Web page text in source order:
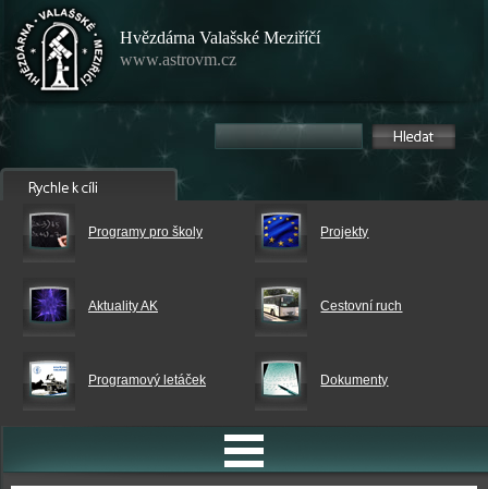
Hvězdárna Valašské Meziříčí
www.astrovm.cz
Programy pro školy Projekty
Aktuality AK Cestovní ruch
Programový letáček Dokumenty